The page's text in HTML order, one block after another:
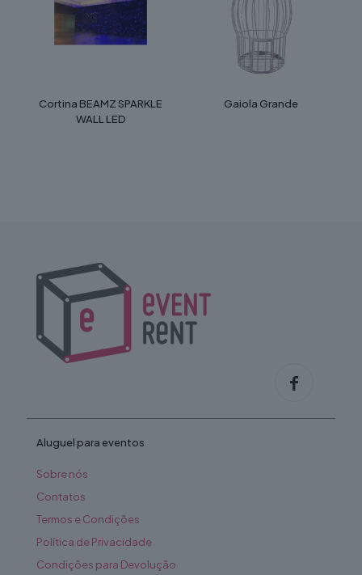
Cortina BEAMZ SPARKLE
WALL LED
Gaiola Grande
Aluguel para eventos
Sobre nós
Contatos
Termos e Condições
Política de Privacidade
Condições para Devolução